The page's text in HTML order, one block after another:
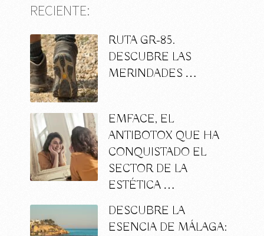
RECIENTE:
RUTA GR-85.
DESCUBRE LAS
MERINDADES …
EMFACE, EL
ANTIBOTOX QUE HA
CONQUISTADO EL
SECTOR DE LA
ESTÉTICA …
DESCUBRE LA
ESENCIA DE MÁLAGA: